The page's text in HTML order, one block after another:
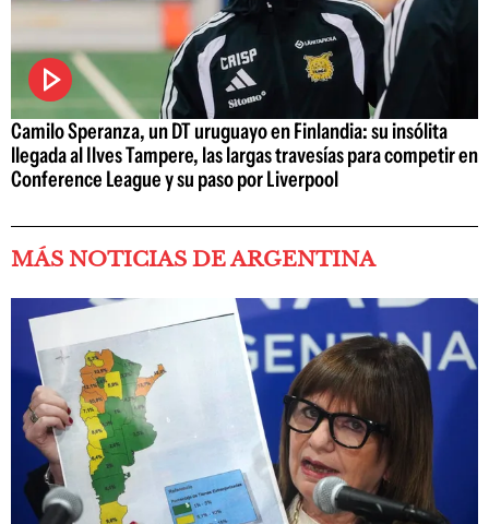
Camilo Speranza, un DT uruguayo en Finlandia: su insólita
llegada al Ilves Tampere, las largas travesías para competir en
Conference League y su paso por Liverpool
MÁS NOTICIAS DE ARGENTINA